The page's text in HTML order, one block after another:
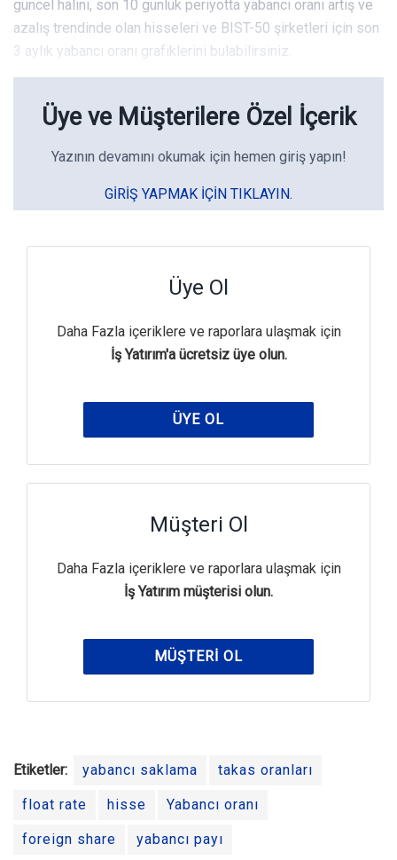
güncel halini, son 10 günlük periyotta yabancı oranı artış ve
azalış trendinde olan hisseleri ve BIST-50 şirketleri için son
3 aylık yabancı oranı grafiklerini bulabilirsiniz.
Üye ve Müşterilere Özel İçerik
Yazının devamını okumak için hemen giriş yapın!
GIRIŞ YAPMAK IÇIN TIKLAYIN.
Üye Ol
Daha Fazla içeriklere ve raporlara ulaşmak için
İş Yatırım'a ücretsiz üye olun.
ÜYE OL
Müşteri Ol
Daha Fazla içeriklere ve raporlara ulaşmak için
İş Yatırım müşterisi olun.
MÜŞTERI OL
Etiketler: yabancı saklama takas oranları
float rate hisse Yabancı oranı
foreign share yabancı payı